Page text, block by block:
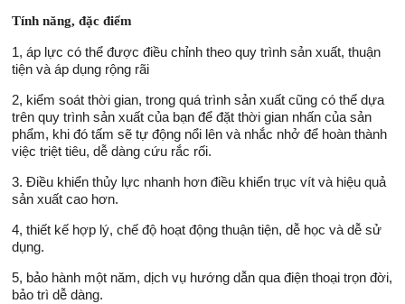
Tính năng, đặc điểm
1, áp lực có thể được điều chỉnh theo quy trình sản xuất, thuận
tiện và áp dụng rộng rãi
2, kiểm soát thời gian, trong quá trình sản xuất cũng có thể dựa
trên quy trình sản xuất của bạn để đặt thời gian nhấn của sản
phẩm, khi đó tấm sẽ tự động nổi lên và nhắc nhở để hoàn thành
việc triệt tiêu, dễ dàng cứu rắc rối.
3. Điều khiển thủy lực nhanh hơn điều khiển trục vít và hiệu quả
sản xuất cao hơn.
4, thiết kế hợp lý, chế độ hoạt động thuận tiện, dễ học và dễ sử
dụng.
5, bảo hành một năm, dịch vụ hướng dẫn qua điện thoại trọn đời,
bảo trì dễ dàng.